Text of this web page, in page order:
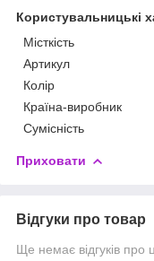
Користувальницькі
Місткість
Артикул
Колір
Країна-виробник
Сумісність
Приховати
Відгуки про товар
Ще немає відгуків про